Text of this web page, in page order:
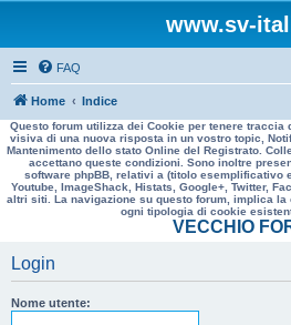
www.sv-
FAQ
Home Indice
Questo forum utilizza dei Cookie per tenere
visiva di una nuova risposta in un vostro topic,
Mantenimento dello stato Online del Registrato.
accettano queste condizioni. Sono inoltre
software phpBB, relativi a (titolo esemplificativo
Youtube, ImageShack, Histats, Google+, Twitter,
altri siti. La navigazione su questo forum, implica la
ogni tipologia di cookie
VECCHIO
Login
Nome utente: